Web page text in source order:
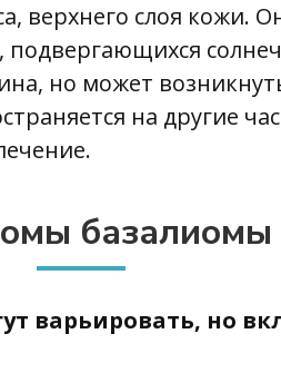
верхнего слоя кожи.
подвергающихся
но может
на другие
базалиомы
варьировать, но